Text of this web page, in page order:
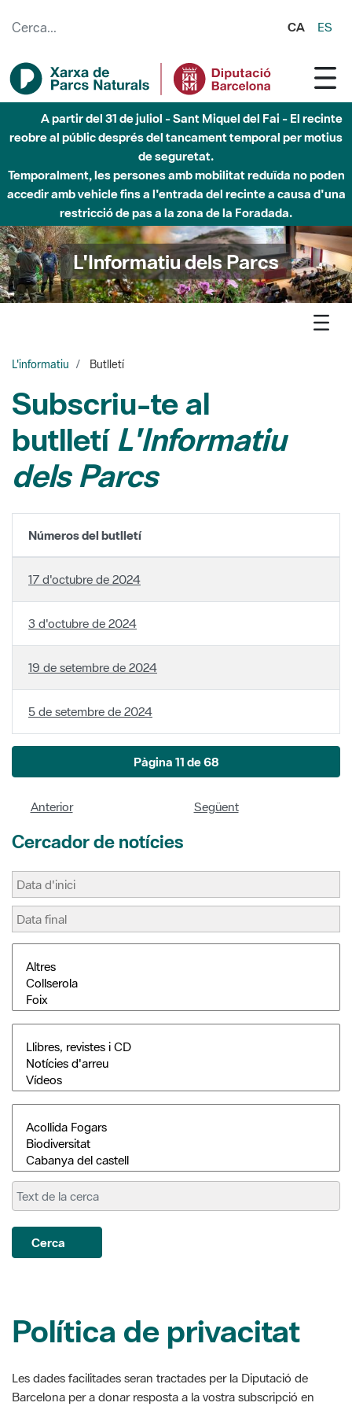
CA ES
A partir del 31 de juliol - Sant Miquel del Fai - El recinte
reobre al públic després del tancament temporal per motius
de seguretat.
Temporalment, les persones amb mobilitat reduïda no poden
accedir amb vehicle fins a l'entrada del recinte a causa d'una
restricció de pas a la zona de la Foradada.
L'Informatiu dels Parcs
L'informatiu Butlletí
Subscriu-te al
butlletíL'Informatiu
dels Parcs
Números del butlletí
17 d'octubre de 2024
3 d'octubre de 2024
19 de setembre de 2024
5 de setembre de 2024
Pàgina 11 de 68
Anterior Següent
Cercador de notícies
Cerca
Política de privacitat
Les dades facilitades seran tractades per la Diputació de
Barcelona per a donar resposta a la vostra subscripció en